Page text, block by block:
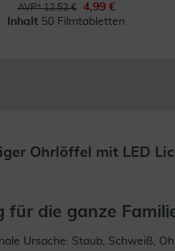
AVP* 12,52 €
4,99 €
Inhalt 50 Filmtabletten
Ohrlöffel mit LED
für die ganze
Ursache: Staub, Schweiß,